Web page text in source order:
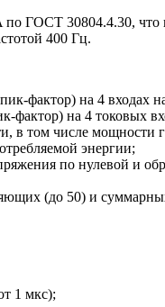
по ГОСТ 30804.4.30,
400 Гц.
фактор) на 4 входах
фактор) на 4 токовых
в том числе мощности
энергии;
по нулевой и
(до 50) и
1 мкс);